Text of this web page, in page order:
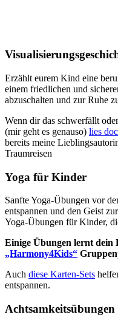
Erzählt eurem Kind eine
einem friedlichen und
abzuschalten und zur Ruhe
Wenn dir das schwerfällt
(mir geht es genauso) lies
bereits meine
Traumreisen
Yoga für Kinder
Sanfte Yoga-Übungen vor
entspannen und den Geist
Yoga-Übungen für Kinder,
Einige Übungen lernt dein
„Harmony4Kids“
Auch diese Karten-Sets
entspannen.
Achtsamkeitsübungen